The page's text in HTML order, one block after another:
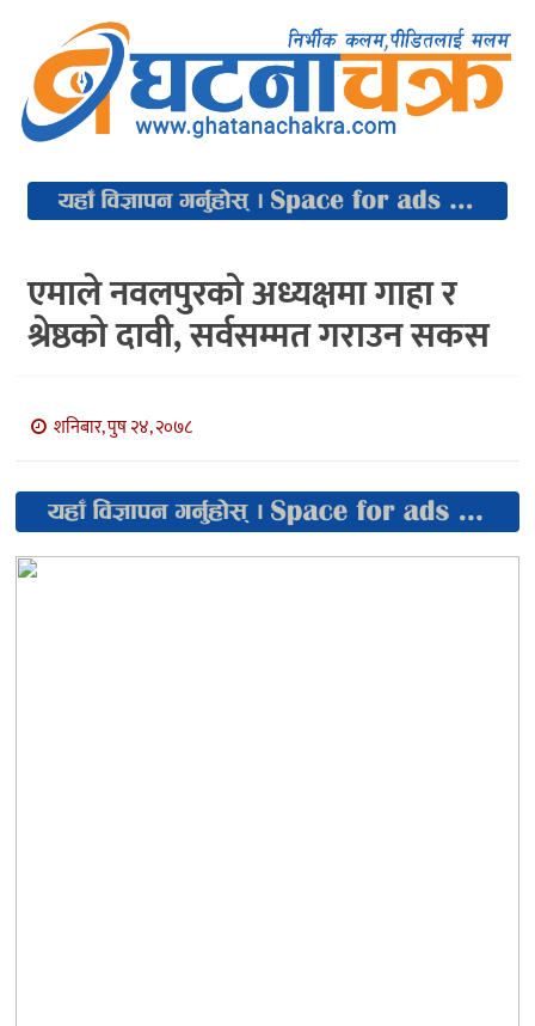
एमाले नवलपुरको अध्यक्षमा गाहा र
श्रेष्ठको दावी, सर्वसम्मत गराउन सकस
शनिबार, पुष २४, २०७८